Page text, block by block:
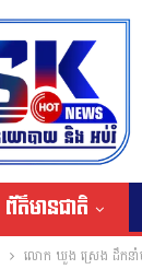
ព័ត៌មានជាតិ
លោក ឃួង ស្រេង ដឹកនាំមន្